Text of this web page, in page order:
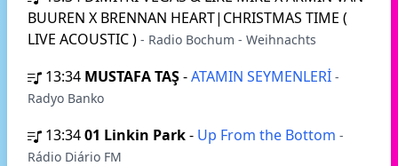
BUUREN X BRENNAN HEART|CHRISTMAS TIME (
LIVE ACOUSTIC ) - Radio Bochum - Weihnachts
13:34 MUSTAFA TAŞ-ATAMIN SEYMENLERİ -
Radyo Banko
13:3401 Linkin Park- Up From the Bottom -
Rádio Diário FM